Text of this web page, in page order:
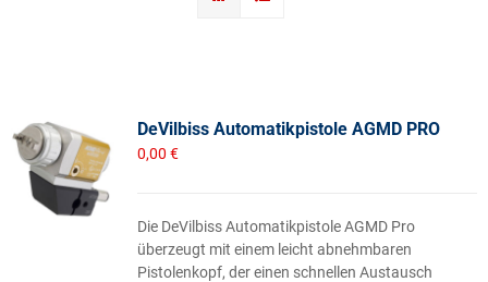
DeVilbiss Automatikpistole AGMD PRO
0,00 €
Die DeVilbiss Automatikpistole AGMD Pro
überzeugt mit einem leicht abnehmbaren
Pistolenkopf, der einen schnellen Austausch